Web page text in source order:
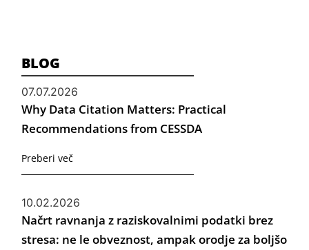
BLOG
07.07.2026
Why Data Citation Matters: Practical
Recommendations from CESSDA
Preberi več
10.02.2026
Načrt ravnanja z raziskovalnimi podatki brez
stresa: ne le obveznost, ampak orodje za boljšo